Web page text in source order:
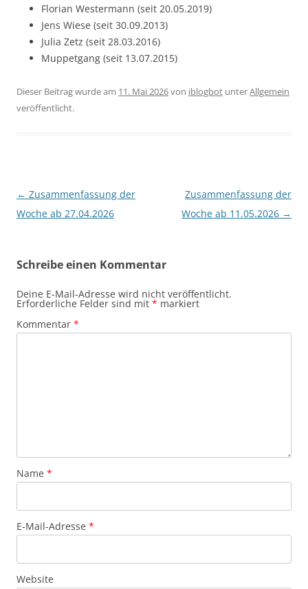
Florian Westermann (seit 20.05.2019)
Jens Wiese (seit 30.09.2013)
Julia Zetz (seit 28.03.2016)
Muppetgang (seit 13.07.2015)
Dieser Beitrag wurde am 11. Mai 2026von iblogbot unterAllgemein
veröffentlicht.
Beitragsnavigation
← Zusammenfassung der
Woche ab 27.04.2026
Zusammenfassung der
Woche ab 11.05.2026 →
Schreibe einen Kommentar
Deine E-Mail-Adresse wird nicht veröffentlicht.
Erforderliche Felder sind mit * markiert
Kommentar *
Name *
E-Mail-Adresse *
Website